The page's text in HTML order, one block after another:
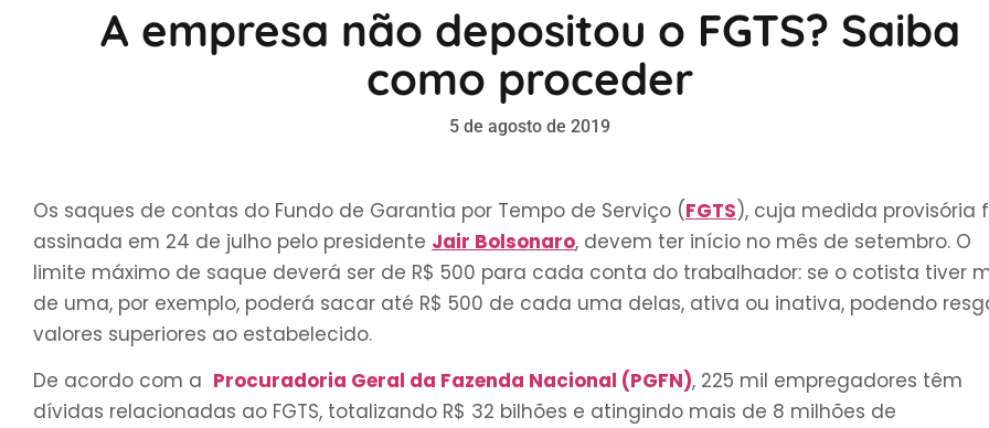
A empresa não depositou o FGTS? Saiba
como proceder
5 de agosto de 2019
Os saques de contas do Fundo de Garantia por Tempo de Serviço (FGTS), cuja medida provisória
assinada em 24 de julho pelo presidente Jair Bolsonaro, devem ter início no mês de setembro. O
limite máximo de saque deverá ser de R$ 500 para cada conta do trabalhador: se o cotista tiver
de uma, por exemplo, poderá sacar até R$ 500 de cada uma delas, ativa ou inativa, podendo
valores superiores ao estabelecido.
De acordo com a Procuradoria Geral da Fazenda Nacional (PGFN), 225 mil empregadores têm
dívidas relacionadas ao FGTS, totalizando R$ 32 bilhões e atingindo mais de 8 milhões de